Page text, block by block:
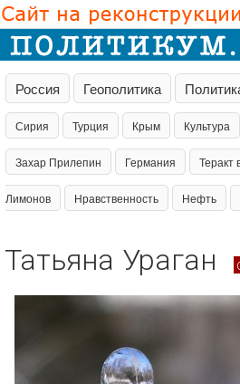
Россия Геополитика
Сирия Турция Крым Культура
Захар Прилепин Германия Теракт
Лимонов Нравственность Нефть
Татьяна Ураган